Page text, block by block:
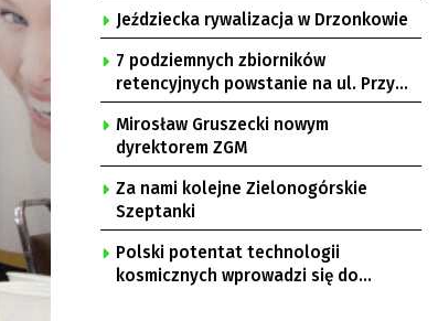
Jeździecka rywalizacja w Drzonkowie
7 podziemnych zbiorników
retencyjnych powstanie na ul. Przy
Gazowni
Mirosław Gruszecki nowym
dyrektorem ZGM
Za nami kolejne Zielonogórskie
Szeptanki
Polski potentat technologii
kosmicznych wprowadzi się do